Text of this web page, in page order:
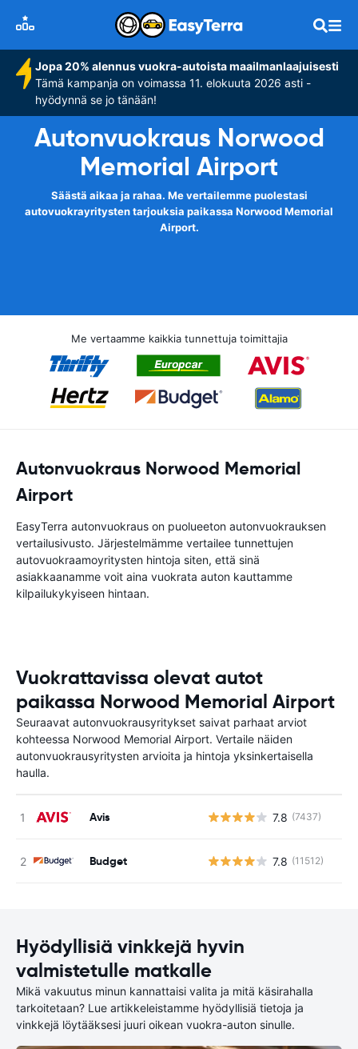
Jopa 20% alennus vuokra-autoista maailmanlaajuisesti
Tämä kampanja on voimassa 11. elokuuta 2026 asti -
hyödynnä se jo tänään!
Autonvuokraus Norwood
Memorial Airport
Säästä aikaa ja rahaa. Me vertailemme puolestasi
autovuokrayritysten tarjouksia paikassa Norwood Memorial
Airport.
Me vertaamme kaikkia tunnettuja toimittajia
Autonvuokraus Norwood Memorial
Airport
EasyTerra autonvuokraus on puolueeton autonvuokrauksen
vertailusivusto. Järjestelmämme vertailee tunnettujen
autovuokraamoyritysten hintoja siten, että sinä
asiakkaanamme voit aina vuokrata auton kauttamme
kilpailukykyiseen hintaan.
Vuokrattavissa olevat autot
paikassa Norwood Memorial Airport
Seuraavat autonvuokrausyritykset saivat parhaat arviot
kohteessa Norwood Memorial Airport. Vertaile näiden
autonvuokrausyritysten arvioita ja hintoja yksinkertaisella
haulla.
Avis 7.8 (7437)
Budget 7.8 (11512)
Hyödyllisiä vinkkejä hyvin
valmistetulle matkalle
Mikä vakuutus minun kannattaisi valita ja mitä käsirahalla
tarkoitetaan? Lue artikkeleistamme hyödyllisiä tietoja ja
vinkkejä löytääksesi juuri oikean vuokra-auton sinulle.